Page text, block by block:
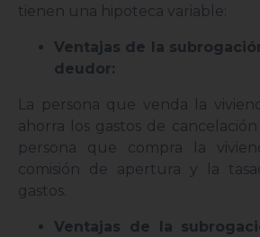
tienen una hipoteca variable:
Ventajas de la
deudor:
La persona que venda la
ahorra los gastos de
persona que compra la
comisión de apertura y la
gastos.
Ventajas de la